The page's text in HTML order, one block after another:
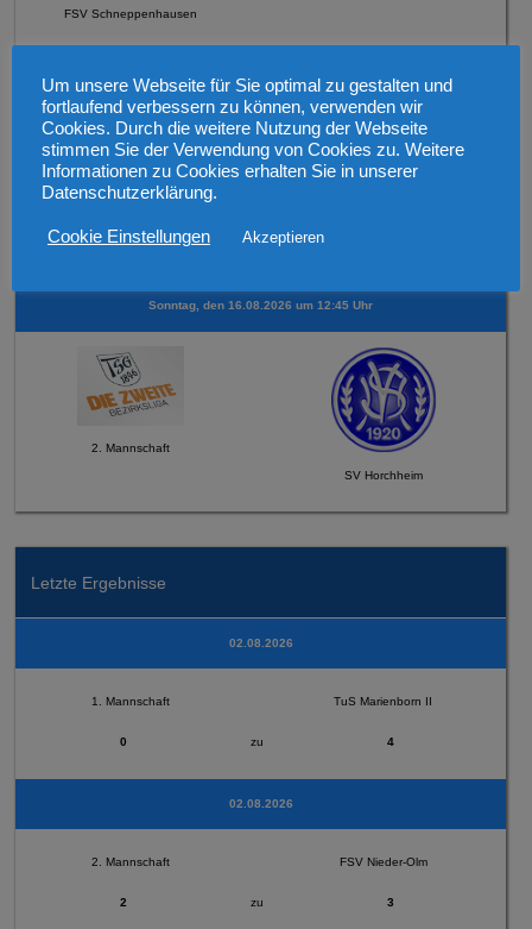
FSV Schneppenhausen
SV 1921 Guntersblum
Sonntag, den 16.08.2026 um 12:45 Uhr
2. Mannschaft
SV Horchheim
Letzte Ergebnisse
02.08.2026
1. Mannschaft TuS Marienborn II
0 zu 4
02.08.2026
2. Mannschaft FSV Nieder-Olm
2 zu 3
Um unsere Webseite für Sie optimal zu gestalten und
fortlaufend verbessern zu können, verwenden wir
Cookies. Durch die weitere Nutzung der Webseite
stimmen Sie der Verwendung von Cookies zu. Weitere
Informationen zu Cookies erhalten Sie in unserer
Datenschutzerklärung.
Cookie Einstellungen Akzeptieren